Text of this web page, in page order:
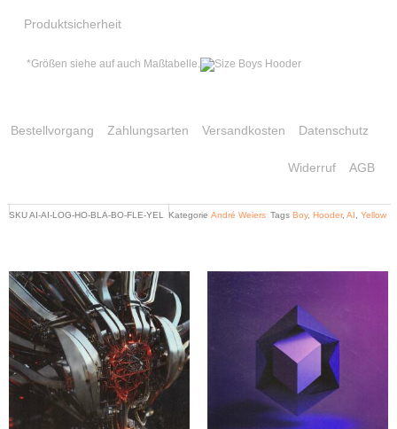
Produktsicherheit
*Größen siehe auf auch Maßtabelle.
Bestellvorgang Zahlungsarten Versandkosten Datenschutz
Widerruf AGB
SKUAI-AI-LOG-HO-BLA-BO-FLE-YEL Kategorie André Weiers Tags Boy, Hooder, AI Yellow